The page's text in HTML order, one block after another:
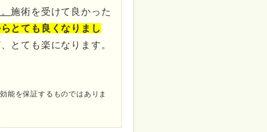
施術を受けて良かった
とても良くなりまし
とても楽になります。
能を保証するものではありま